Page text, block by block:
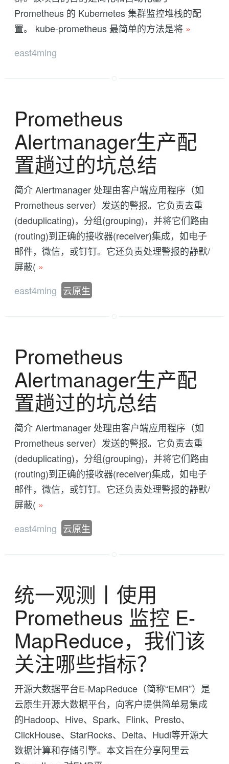
Prometheus 的 Kubernetes 集群监控堆栈的配
置。 kube-prometheus 最简单的方法是将 »
east4ming
Prometheus
Alertmanager生产配
置趟过的坑总结
简介 Alertmanager 处理由客户端应用程序（如
Prometheus server）发送的警报。它负责去重
(deduplicating)，分组(grouping)，并将它们路由
(routing)到正确的接收器(receiver)集成，如电子
邮件，微信，或钉钉。它还负责处理警报的静默/
屏蔽( »
east4ming 云原生
Prometheus
Alertmanager生产配
置趟过的坑总结
简介 Alertmanager 处理由客户端应用程序（如
Prometheus server）发送的警报。它负责去重
(deduplicating)，分组(grouping)，并将它们路由
(routing)到正确的接收器(receiver)集成，如电子
邮件，微信，或钉钉。它还负责处理警报的静默/
屏蔽( »
east4ming 云原生
统一观测丨使用
Prometheus 监控 E-
MapReduce，我们该
关注哪些指标？
开源大数据平台E-MapReduce（简称“EMR”）是
云原生开源大数据平台，向客户提供简单易集成
的Hadoop、Hive、Spark、Flink、Presto、
ClickHouse、StarRocks、Delta、Hudi等开源大
数据计算和存储引擎。本文旨在分享阿里云